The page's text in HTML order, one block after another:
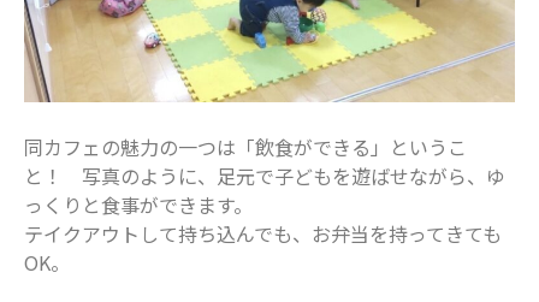
2021年5月
2021年4月
2021年3月
2021年1月
2020年12月
2020年11月
同カフェの魅力の一つは「飲食ができる」というこ
と！ 写真のように、足元で子どもを遊ばせながら、ゆ
っくりと食事ができます。
テイクアウトして持ち込んでも、お弁当を持ってきても
OK。